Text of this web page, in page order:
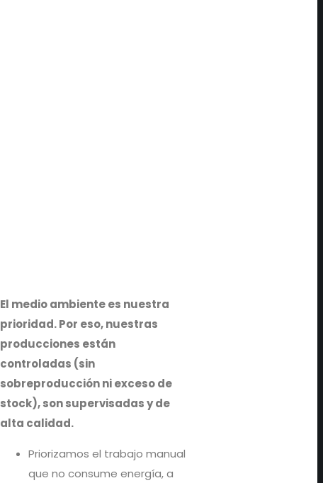
El medio ambiente es nuestra
prioridad. Por eso, nuestras
producciones están
controladas (sin
sobreproducción ni exceso de
stock), son supervisadas y de
alta calidad.
Priorizamos el trabajo manual
que no consume energía, a